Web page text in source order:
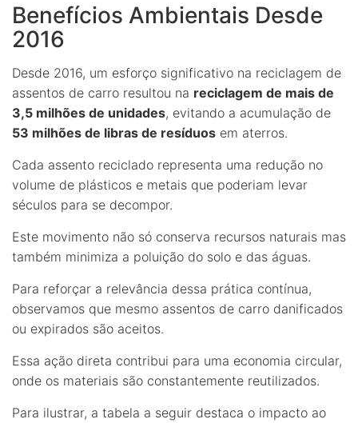
Benefícios Ambientais Desde
2016
Desde 2016, um esforço significativo na reciclagem de
assentos de carro resultou na reciclagem de mais de
3,5 milhões de unidades, evitando a acumulação de
53 milhões de libras de resíduos em aterros.
Cada assento reciclado representa uma redução no
volume de plásticos e metais que poderiam levar
séculos para se decompor.
Este movimento não só conserva recursos naturais mas
também minimiza a poluição do solo e das águas.
Para reforçar a relevância dessa prática contínua,
observamos que mesmo assentos de carro danificados
ou expirados são aceitos.
Essa ação direta contribui para uma economia circular,
onde os materiais são constantemente reutilizados.
Para ilustrar, a tabela a seguir destaca o impacto ao